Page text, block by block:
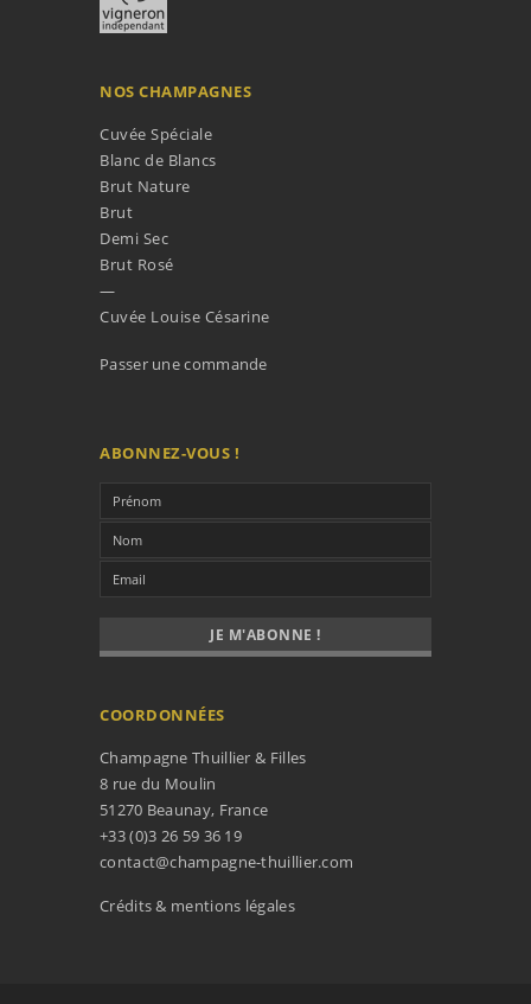
NOS CHAMPAGNES
Cuvée Spéciale
Blanc de Blancs
Brut Nature
Brut
Demi Sec
Brut Rosé
—
Cuvée Louise Césarine
Passer une commande
ABONNEZ-VOUS !
COORDONNÉES
Champagne Thuillier & Filles
8 rue du Moulin
51270 Beaunay, France
+33 (0)3 26 59 36 19
contact@champagne-thuillier.com
Crédits & mentions légales